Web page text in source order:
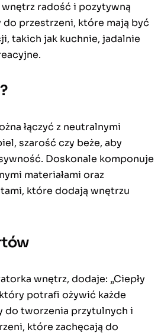
radość i pozytywną
przestrzeni, które mają być
takich jak kuchnie, jadalnie
łączyć z neutralnymi
szarość czy beże, aby
Doskonale komponuje
materiałami oraz
które dodają wnętrzu
wnętrz, dodaje: „Ciepły
potrafi ożywić każde
do tworzenia przytulnych i
które zachęcają do